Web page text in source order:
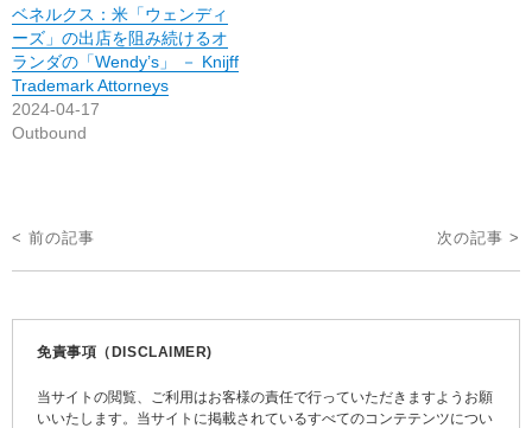
ベネルクス：米「ウェンディ
ーズ」の出店を阻み続けるオ
ランダの「Wendy’s」 － Knijff
Trademark Attorneys
2024-04-17
Outbound
投
稿
< 前の記事 次の記事 >
免責事項（DISCLAIMER)
当サイトの閲覧、ご利用はお客様の責任で行っていただきますようお願
いいたします。当サイトに掲載されているすべてのコンテテンツについ